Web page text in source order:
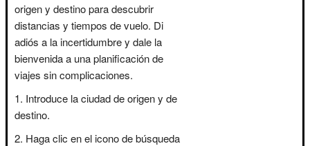
origen y destino para descubrir
distancias y tiempos de vuelo. Di
adiós a la incertidumbre y dale la
bienvenida a una planificación de
viajes sin complicaciones.
Introduce la ciudad de origen y de
destino.
Haga clic en el icono de búsqueda